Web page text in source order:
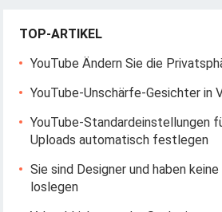
TOP-ARTIKEL
YouTube Ändern Sie die
YouTube-Unschärfe-Gesichter in
YouTube-Standardeinstellungen
Uploads automatisch festlegen
Sie sind Designer und haben
loslegen